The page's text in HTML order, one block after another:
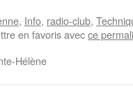
, Info, radio-club,
en favoris avecce
Hélène